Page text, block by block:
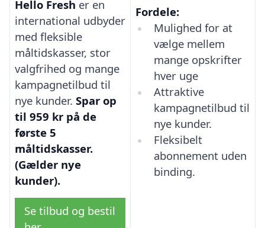
Hello Fresh er en
international udbyder
med fleksible
måltidskasser, stor
valgfrihed og mange
kampagnetilbud til
nye kunder. Spar op
til 959 kr på de
første 5
måltidskasser.
(Gælder nye
kunder).
Se tilbud og bestil
Fordele:
Mulighed for at
vælge mellem
mange opskrifter
hver uge
Attraktive
kampagnetilbud til
nye kunder.
Fleksibelt
abonnement uden
binding.